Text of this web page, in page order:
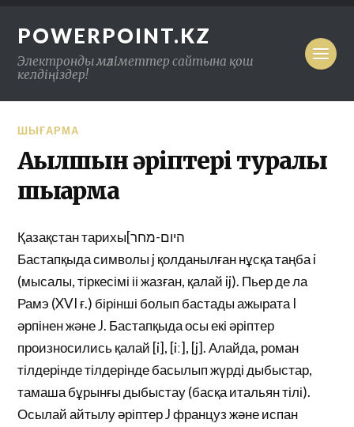
POWERPOINT.KZ
Электронды мәліметтер сайтына қош
келдіңіздер!
ШЫҒАРМА
Ағылшын әріптері туралы
шығарма
Қазақстан тарихы[היום-מחר
Бастапқыда символы j қолданылған нұсқа таңба i
(мысалы, тіркесімі іі жазған, қалай ij). Пьер де ла
Рамэ (XVI ғ.) бірінші болып бастады ажырата I
әрпінен және J. Бастапқыда осы екі әріптер
произносились қалай [i], [iː], [j]. Алайда, роман
тілдерінде тілдерінде басылып жүрді дыбыстар,
тамаша бұрынғы дыбыстау (басқа итальян тілі).
Осылай айтылу әріптер J француз және испан